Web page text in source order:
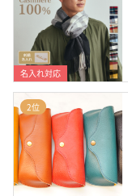
名入れ対応
2位